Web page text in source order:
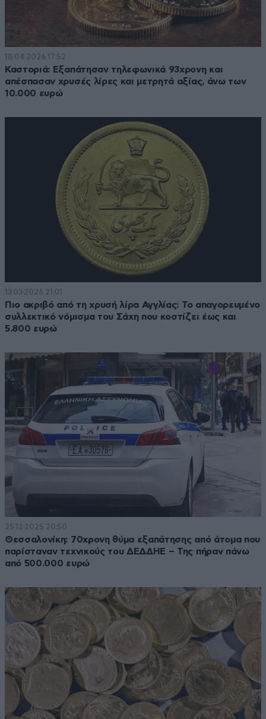
18·04·2026 17:52
Καστοριά: Εξαπάτησαν τηλεφωνικά 93χρονη και
απέσπασαν χρυσές λίρες και μετρητά αξίας, άνω των
10.000 ευρώ
13·03·2026 21:01
Πιο ακριβό από τη χρυσή λίρα Αγγλίας: Το απαγορευμένο
συλλεκτικό νόμισμα του Σάχη που κοστίζει έως και
5.800 ευρώ
25·12·2025 20:50
Θεσσαλονίκη: 70χρονη θύμα εξαπάτησης από άτομα που
παρίσταναν τεχνικούς του ΔΕΔΔΗΕ – Της πήραν πάνω
από 500.000 ευρώ